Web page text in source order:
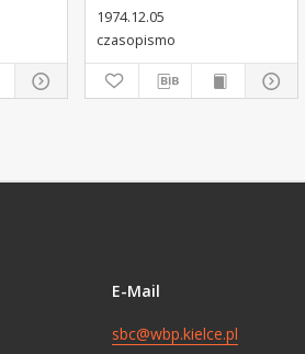
1974.12.05
czasopismo
E-Mail
sbc@wbp.kielce.pl